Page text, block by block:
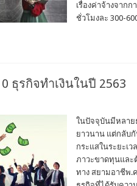
เรื่องค่าจ้างจาก
ชั่วโมงละ 300-
ธุรกิจทำเงินในปี 2563
ในปัจจุบันมีหลาย
ยาวนาน แต่กลับ
กระแสในระยะเ
ภาวะขาดทุนและ
ทาง สยามอาชีพ.